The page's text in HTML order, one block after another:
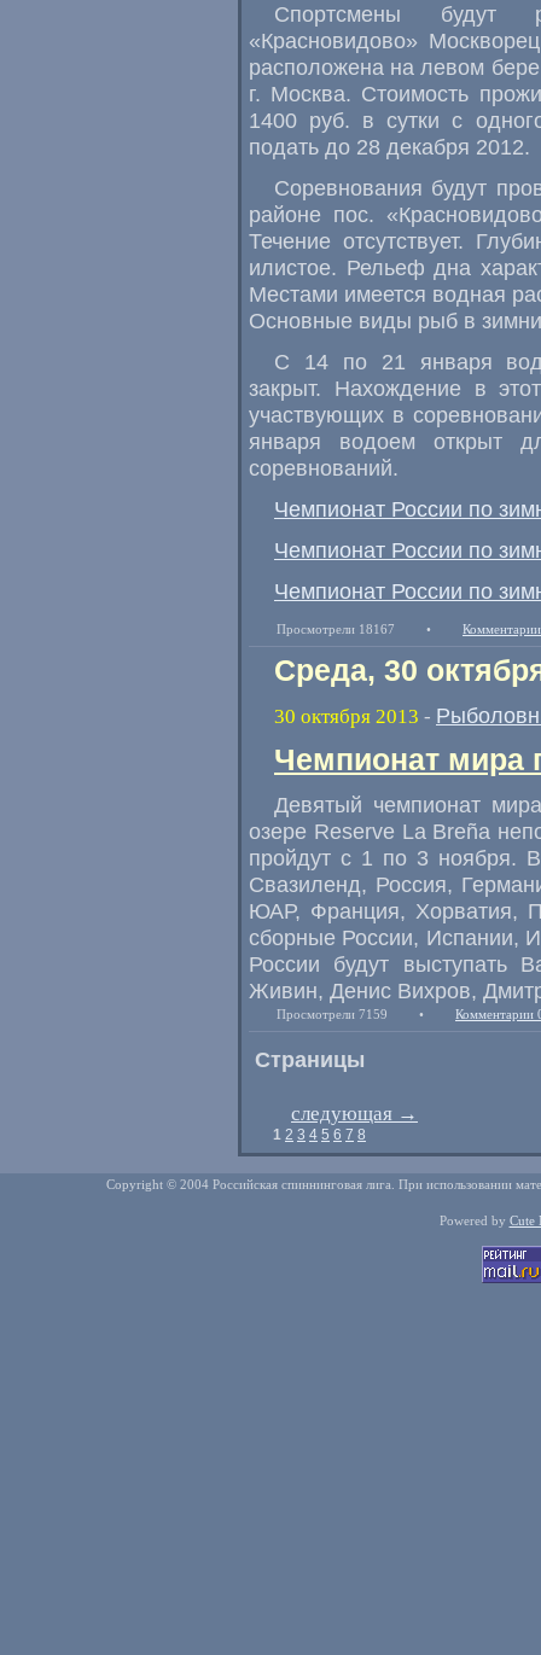
Спортсмены будут
«Красновидово»
расположена на левом
г. Москва. Стоимость
1400 руб. в сутки с
подать до 28 декабря 2012.
Соревнования будут
районе пос.
Течение отсутствует.
илистое. Рельеф дна
Местами имеется водная
Основные виды рыб в
С 14 по 21 января
закрыт. Нахождение в
участвующих в
января водоем открыт
соревнований.
Чемпионат России по
Чемпионат России по
Чемпионат России по
Просмотрели 18167 •
Среда, 30
30 октября 2013 -
Чемпионат мира
Девятый чемпионат
озере Reserve La Breña
пройдут с 1 по 3 ноября.
Свазиленд, Россия,
ЮАР, Франция, Хорватия,
сборные России, Испании,
России будут выступать
Живин, Денис Вихров,
Просмотрели 7159 • Комментарии
Страницы
следующая →
1 2 3 4 5 6 7 8
Copyright © 2004 Российская спиннинговая лига. При использовании
Powered by Cute